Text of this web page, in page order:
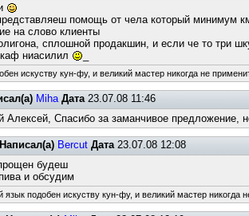
помощь от чела который минимум
на слово клиенты
сплошной продакшин, и если че то три
ниасилил
искуству кун-фу, и великий мастер никогда не
Miha Дата23.07.08 11:46
Алексей, Спасибо за заманчивое предложение,
Написал(а) Bercut Дата23.07.08 12:08
будеш
и обсудим
язык подобен искуству кун-фу, и великий мастер никогда